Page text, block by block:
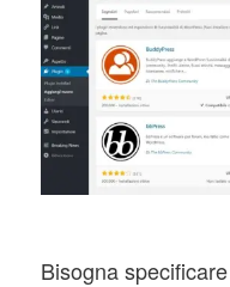
Bisogna